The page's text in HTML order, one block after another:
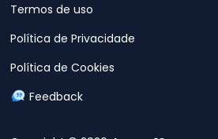
Termos de uso
Política de Privacidade
Política de Cookies
Feedback